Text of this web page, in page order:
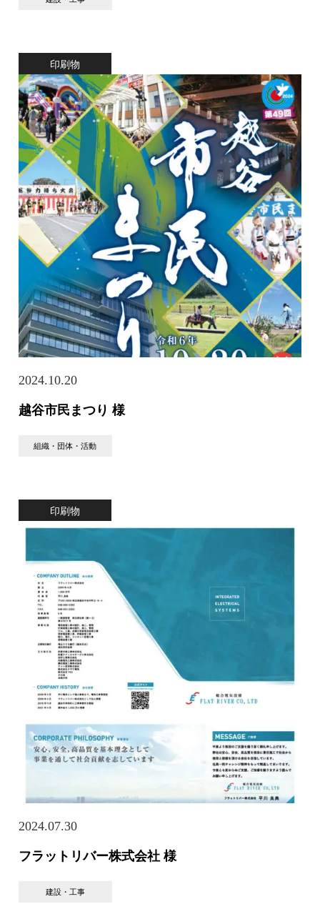
印刷物
2024.10.20
越谷市民まつり 様
組織・団体・活動
印刷物
2024.07.30
フラットリバー株式会社 様
建設・工事